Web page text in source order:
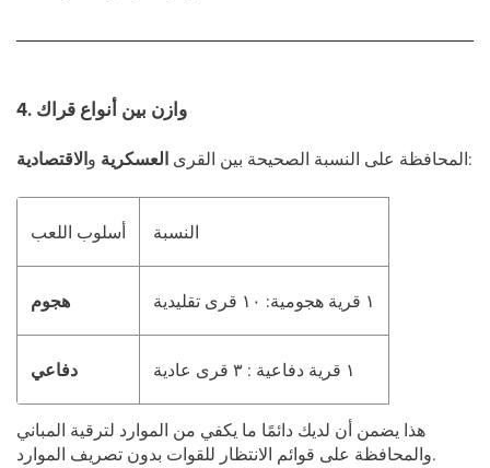
4. وازن بين أنواع قراك
المحافظة على النسبة الصحيحة بين القرى العسكرية والاقتصادية :
أسلوب اللعب النسبة
هجوم ١ قرية هجومية: ١٠ قرى تقليدية
دفاعي ١ قرية دفاعية : ٣ قرى عادية
هذا يضمن أن لديك دائمًا ما يكفي من الموارد لترقية المباني
والمحافظة على قوائم الانتظار للقوات بدون تصريف الموارد.